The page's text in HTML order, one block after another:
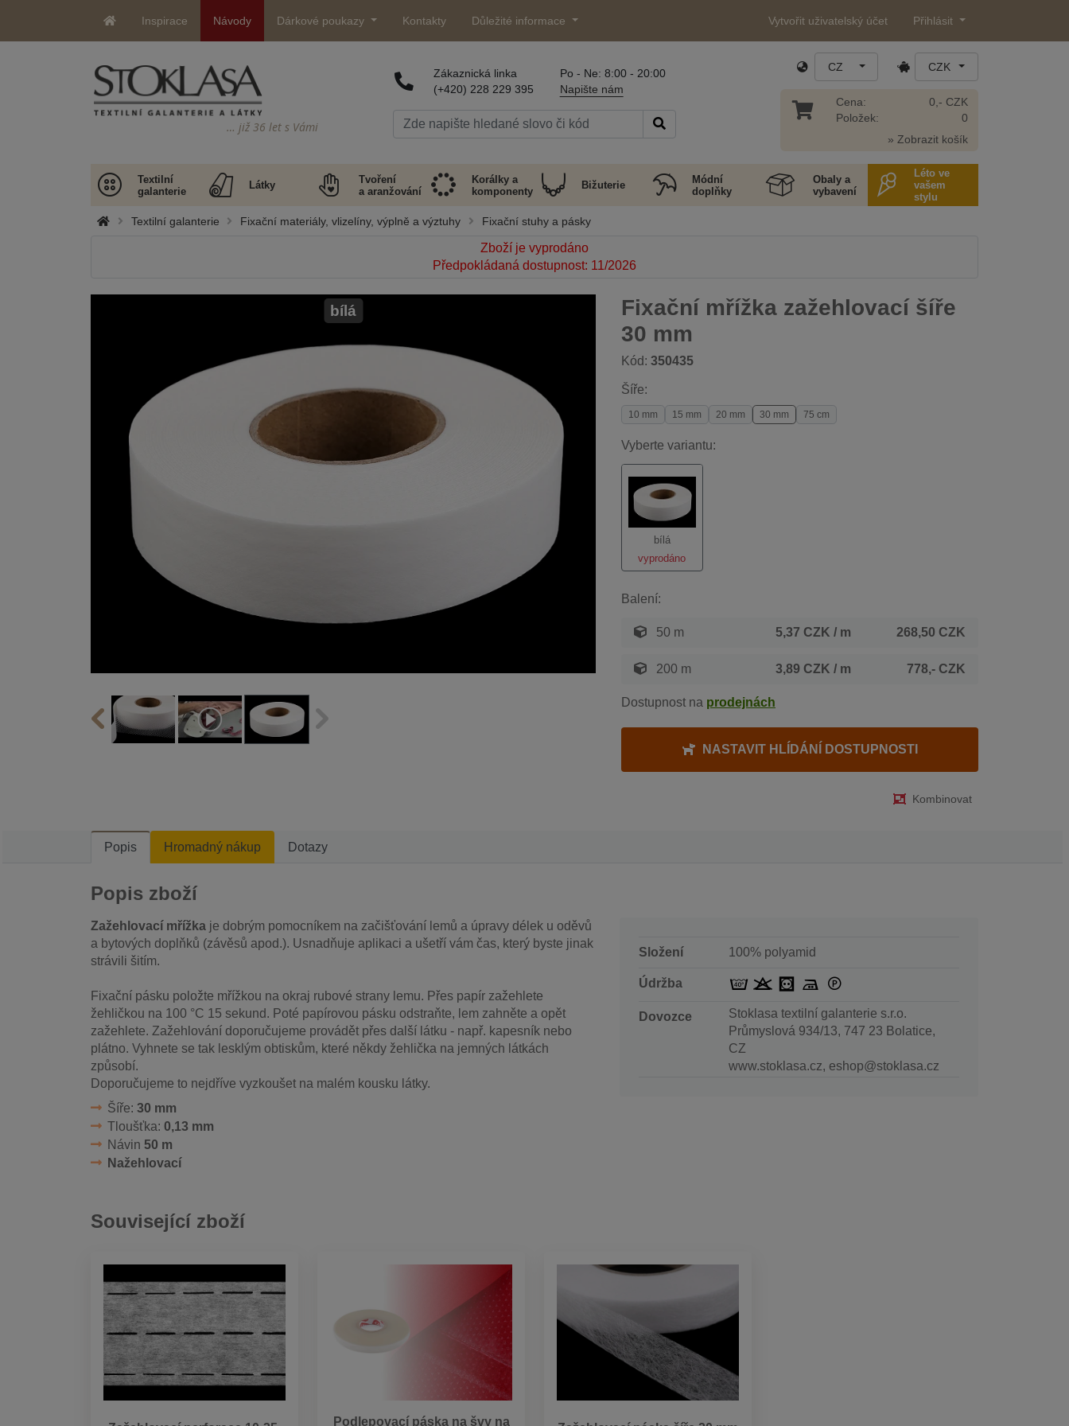
Inspirace Návody Dárkové poukazy Kontakty Důležité informace Vytvořit uživatelský účet Přihlásit
… již 36 let s Vámi
Zákaznická linka
(+420) 228 229 395
Po - Ne: 8:00 - 20:00
Napište nám
CZ CZK
Cena:
Položek:
0,- CZK
0
» Zobrazit košík
Textilní
galanterie
Látky
Tvoření
a aranžování
Korálky a
komponenty
Bižuterie
Módní
doplňky
Obaly a
vybavení
Léto ve
vašem
stylu
Textilní galanterie Fixační materiály, vlizelíny, výplně a výztuhy Fixační stuhy a pásky
Zboží je vyprodáno
Předpokládaná dostupnost: 11/2026
Fixační mřížka zažehlovací šíře
30 mm
Kód: 350435
bílá
Šíře:
10 mm 15 mm 20 mm 30 mm 75 cm
Vyberte variantu:
bílá
vyprodáno
Balení:
50 m 5,37 CZK / m 268,50 CZK
200 m 3,89 CZK / m 778,- CZK
Dostupnost na prodejnách
NASTAVIT HLÍDÁNÍ DOSTUPNOSTI
Kombinovat
Popis Hromadný nákup Dotazy
Popis zboží
Zažehlovací mřížka je dobrým pomocníkem na začišťování lemů a úpravy délek u oděvů
a bytových doplňků (závěsů apod.). Usnadňuje aplikaci a ušetří vám čas, který byste jinak
strávili šitím.
Fixační pásku položte mřížkou na okraj rubové strany lemu. Přes papír zažehlete
žehličkou na 100 °C 15 sekund. Poté papírovou pásku odstraňte, lem zahněte a opět
zažehlete. Zažehlování doporučujeme provádět přes další látku - např. kapesník nebo
plátno. Vyhnete se tak lesklým obtiskům, které někdy žehlička na jemných látkách
způsobí.
Doporučujeme to nejdříve vyzkoušet na malém kousku látky.
Šíře: 30 mm
Tloušťka: 0,13 mm
Návin 50 m
Nažehlovací
Složení 100% polyamid
Údržba
Dovozce
Stoklasa textilní galanterie s.r.o.
Průmyslová 934/13, 747 23 Bolatice,
CZ
www.stoklasa.cz, eshop@stoklasa.cz
Související zboží
Podlepovací páska na švy na